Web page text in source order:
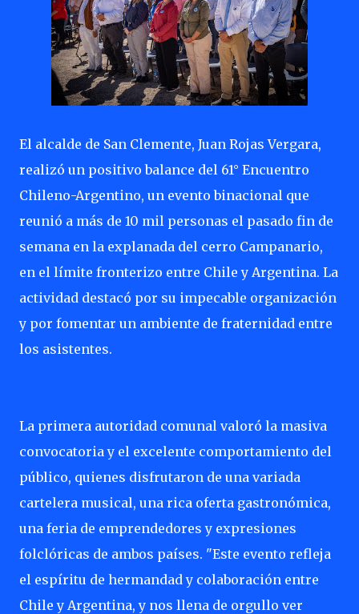
El alcalde de San Clemente, Juan Rojas Vergara,
realizó un positivo balance del 61° Encuentro
Chileno-Argentino, un evento binacional que
reunió a más de 10 mil personas el pasado fin de
semana en la explanada del cerro Campanario,
en el límite fronterizo entre Chile y Argentina. La
actividad destacó por su impecable organización
y por fomentar un ambiente de fraternidad entre
los asistentes.
La primera autoridad comunal valoró la masiva
convocatoria y el excelente comportamiento del
público, quienes disfrutaron de una variada
cartelera musical, una rica oferta gastronómica,
una feria de emprendedores y expresiones
folclóricas de ambos países. "Este evento refleja
el espíritu de hermandad y colaboración entre
Chile y Argentina, y nos llena de orgullo ver